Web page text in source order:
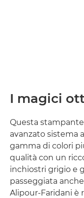
I magici
Questa
avanzato sistema
gamma di colori
qualità con un
inchiostri grigio e
passeggiata
Alipour-Faridani è